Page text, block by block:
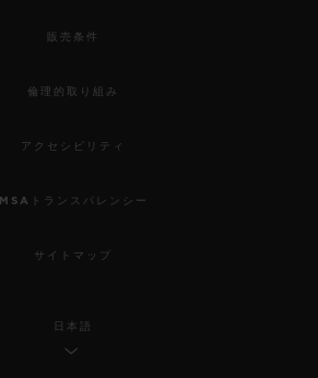
販売条件
倫理的取り組み
アクセシビリティ
MSAトランスパレンシー
サイトマップ
日本語